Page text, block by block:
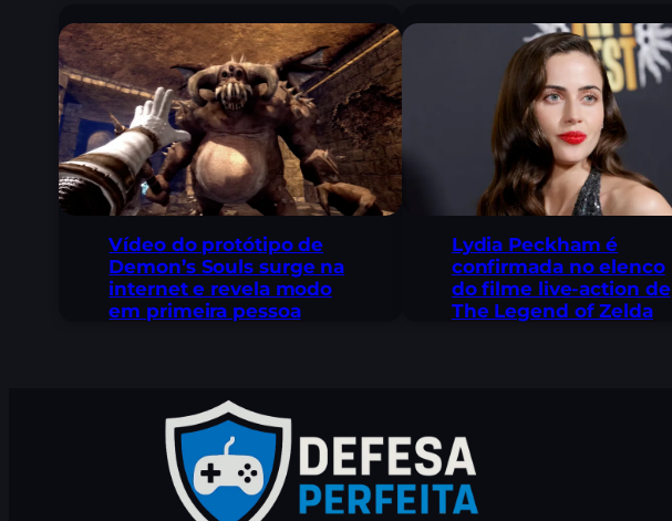
Vídeo do protótipo de
Demon’s Souls surge na
internet e revela modo
em primeira pessoa
Lydia Peckham é
confirmada no elenco
do filme live-action de
The Legend of Zelda